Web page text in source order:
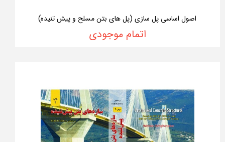
اصول اساسی پل سازی (پل های بتن مسلح و پیش تنیده)
اتمام موجودی